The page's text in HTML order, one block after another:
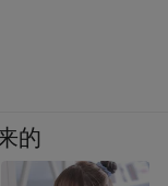
的